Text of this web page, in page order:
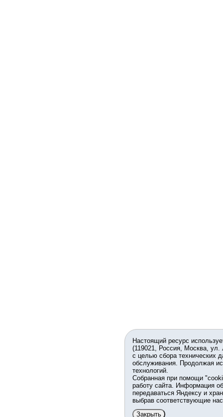
Настоящий ресурс
(119021, Россия, Москва,
с целью сбора технических
обслуживания. Продолжая
технологий.
Собранная при помощи
работу сайта. Информация
передаваться Яндексу и
выбрав соответствующие
Закрыть